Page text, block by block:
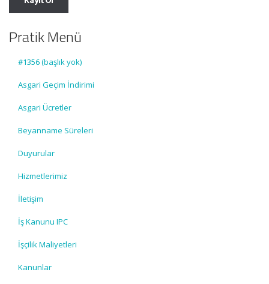
Pratik Menü
#1356 (başlık yok)
Asgari Geçim İndirimi
Asgari Ücretler
Beyanname Süreleri
Duyurular
Hizmetlerimiz
İletişim
İş Kanunu IPC
İşçilik Maliyetleri
Kanunlar